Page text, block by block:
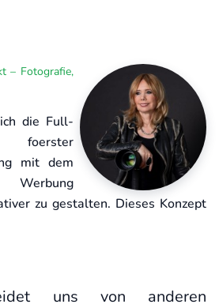
– Fotografie,
die Full-
foerster
mit dem
zu gestalten. Dieses Konzept
uns von anderen